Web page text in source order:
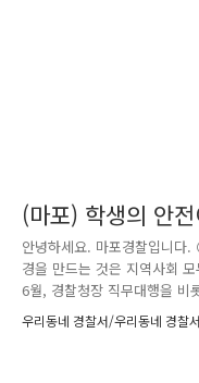
(마포) 학생의 안
치안활동 실시
안녕하세요. 마포경찰입니다
경을 만드는 것은 지역사회
6월, 경찰청장 직무대행을 비
함께 학생 맞춤형 특별 치안활
성을 위한 현장 중심의 예방
우리동네 경찰서/우리동네 경찰서